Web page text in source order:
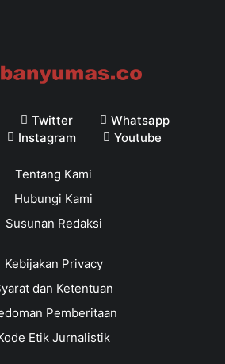
Twitter
Whatsapp
Instagram Youtube
Tentang Kami
Hubungi Kami
Susunan Redaksi
Kebijakan Privacy
dan Ketentuan
Pemberitaan
Etik Jurnalistik